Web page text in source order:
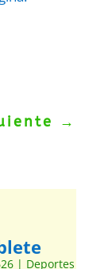
→
| Deportes